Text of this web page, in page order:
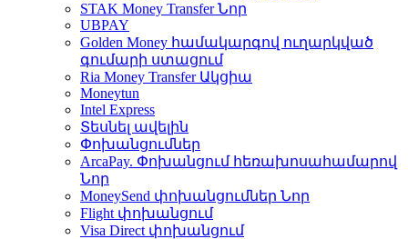
STAK Money TransferՆոր
UBPAY
Golden Money համակարգով ուղարկված
գումարի ստացում
Ria Money Transfer Ակցիա
Moneytun
Intel Express
Տեսնել ավելին
Փոխանցումներ
ArcaPay. Փոխանցում հեռախոսահամարով
Նոր
MoneySend փոխանցումներ Նոր
Flight փոխանցում
Visa Direct փոխանցում